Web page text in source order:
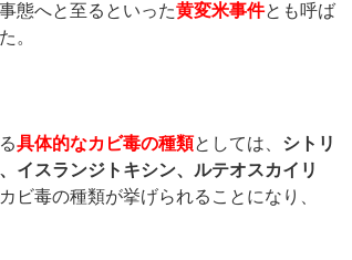
態へと至るといった黄変米事件とも呼ば
。
具体的なカビ毒の種類としては、 シトリ
イスランジトキシン、ルテオスカイリ
ビ毒の種類が挙げられることになり、